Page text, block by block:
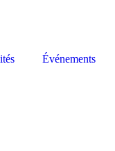
Événements